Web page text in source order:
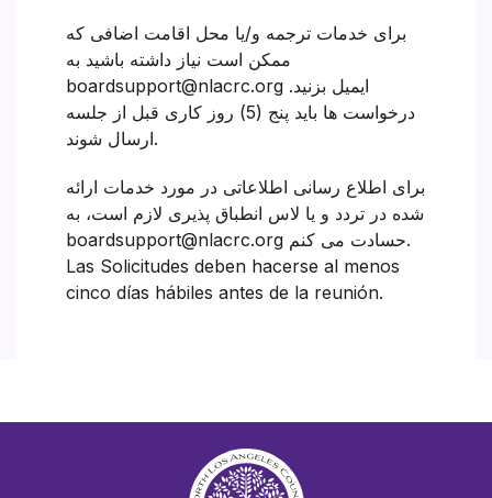
برای خدمات ترجمه و/یا محل اقامت اضافی که
ممکن است نیاز داشته باشید به
boardsupport@nlacrc.org ایمیل بزنید.
درخواست ها باید پنج (5) روز کاری قبل از جلسه
ارسال شوند.
برای اطلاع رسانی اطلاعاتی در مورد خدمات ارائه
شده در تردد و یا لاس انطباق پذیری لازم است، به
boardsupport@nlacrc.org حسادت می کنم.
Las Solicitudes deben hacerse al menos
cinco días hábiles antes de la reunión.